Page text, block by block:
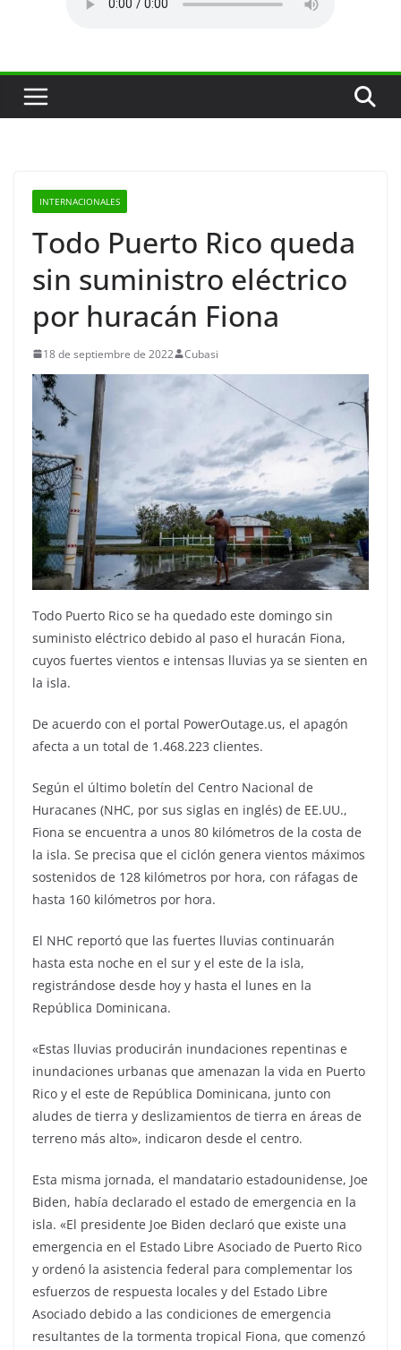
INTERNACIONALES
Todo Puerto Rico queda
sin suministro eléctrico
por huracán Fiona
18 de septiembre de 2022 Cubasi
Todo Puerto Rico se ha quedado este domingo sin
suministo eléctrico debido al paso el huracán Fiona,
cuyos fuertes vientos e intensas lluvias ya se sienten en
la isla.
De acuerdo con el portal PowerOutage.us, el apagón
afecta a un total de 1.468.223 clientes.
Según el último boletín del Centro Nacional de
Huracanes (NHC, por sus siglas en inglés) de EE.UU.,
Fiona se encuentra a unos 80 kilómetros de la costa de
la isla. Se precisa que el ciclón genera vientos máximos
sostenidos de 128 kilómetros por hora, con ráfagas de
hasta 160 kilómetros por hora.
El NHC reportó que las fuertes lluvias continuarán
hasta esta noche en el sur y el este de la isla,
registrándose desde hoy y hasta el lunes en la
República Dominicana.
«Estas lluvias producirán inundaciones repentinas e
inundaciones urbanas que amenazan la vida en Puerto
Rico y el este de República Dominicana, junto con
aludes de tierra y deslizamientos de tierra en áreas de
terreno más alto», indicaron desde el centro.
Esta misma jornada, el mandatario estadounidense, Joe
Biden, había declarado el estado de emergencia en la
isla. «El presidente Joe Biden declaró que existe una
emergencia en el Estado Libre Asociado de Puerto Rico
y ordenó la asistencia federal para complementar los
esfuerzos de respuesta locales y del Estado Libre
Asociado debido a las condiciones de emergencia
resultantes de la tormenta tropical Fiona, que comenzó